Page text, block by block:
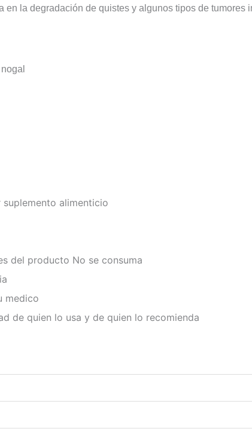
la degradación de quistes y algunos tipos de tumores
ogal
alimenticio
del producto No se consuma
medico
de quien lo usa y de quien lo recomienda